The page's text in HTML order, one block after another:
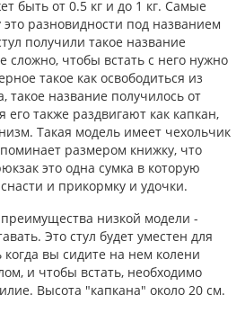
быть от 0.5 кг и до 1 кг. Самые
разновидности под названием
получили такое название
сложно, чтобы встать с него нужно
такое как освободиться из
такое название получилось от
его также раздвигают как капкан,
Такая модель имеет чехольчик
размером книжку, что
это одна сумка в которую
и прикормку и удочки.
низкой модели -
Это стул будет уместен для
вы сидите на нем колени
и чтобы встать, необходимо
Высота "капкана" около 20 см.